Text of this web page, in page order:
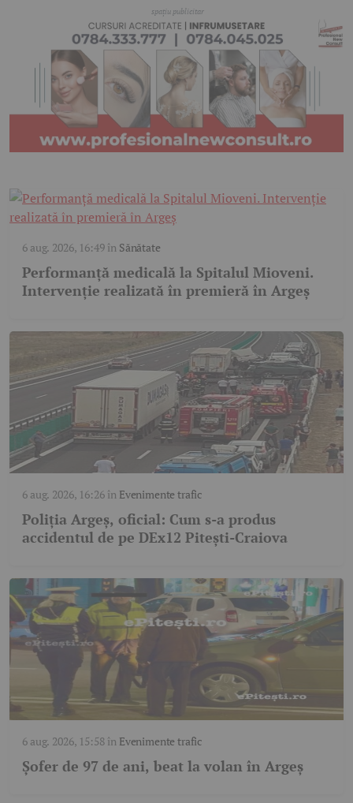
6 aug. 2026, 16:49în Sănătate
Performanță medicală la Spitalul Mioveni.
Intervenție realizată în premieră în Argeș
6 aug. 2026, 16:26în Evenimente trafic
Poliția Argeș, oficial: Cum s-a produs
accidentul de pe DEx12 Pitești-Craiova
6 aug. 2026, 15:58în Evenimente trafic
Șofer de 97 de ani, beat la volan în Argeș